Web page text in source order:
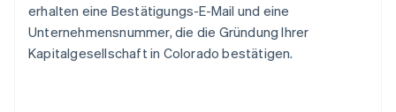
erhalten eine Bestätigungs-E-Mail und eine
Unternehmensnummer, die die Gründung Ihrer
Kapitalgesellschaft in Colorado bestätigen.